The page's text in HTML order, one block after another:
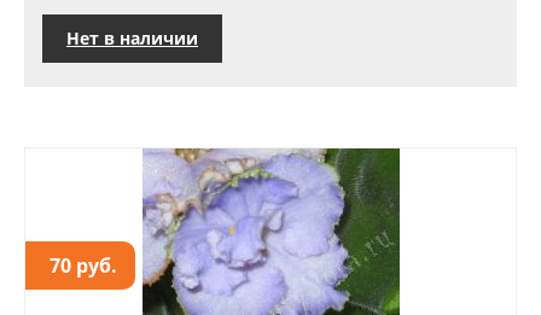
Нет в наличии
70 руб.